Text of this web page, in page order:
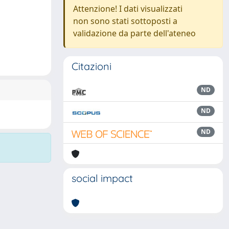
Attenzione! I dati visualizzati
non sono stati sottoposti a
validazione da parte dell'ateneo
Citazioni
ND
ND
ND
social impact